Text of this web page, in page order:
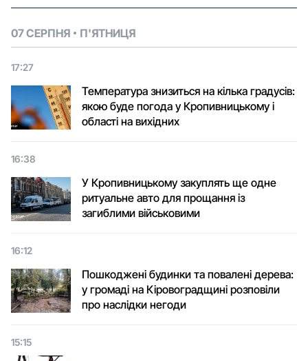
07 СЕРПНЯ П'ЯТНИЦЯ
17:27
Температура знизиться на кілька градусів:
якою буде погода у Кропивницькому і
області на вихідних
16:38
У Кропивницькому закуплять ще одне
ритуальне авто для прощання із
загиблими військовими
16:12
Пошкоджені будинки та повалені дерева:
у громаді на Кіровоградщині розповіли
про наслідки негоди
15:15